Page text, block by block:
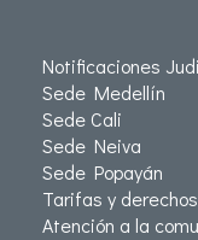
Notificaciones
Sede Medellín
Sede Cali
Sede Neiva
Sede Popayán
Tarifas y
Atención a la